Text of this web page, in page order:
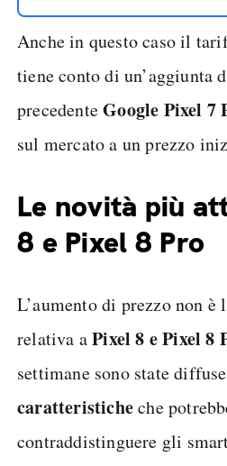
Anche in questo caso il
tiene conto di un’aggiunta
precedenteGoogle Pixel 7
sul mercato a un prezzo
Le novità più
8 e Pixel 8 Pro
L’aumento di prezzo non è
relativa aPixel 8 e Pixel 8
settimane sono state
caratteristicheche
contraddistinguere gli